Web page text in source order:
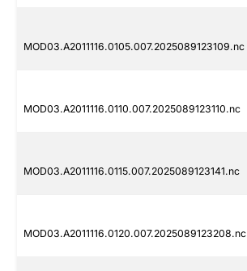
MOD03.A2011116.0105.007.2025089123109.nc
MOD03.A2011116.0110.007.2025089123110.nc
MOD03.A2011116.0115.007.2025089123141.nc
MOD03.A2011116.0120.007.2025089123208.nc